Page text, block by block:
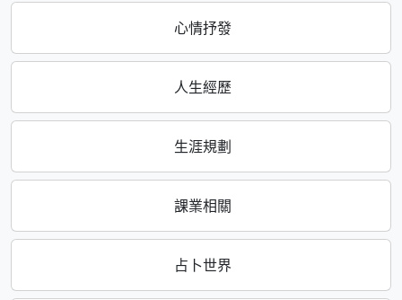
心情抒發
人生經歷
生涯規劃
課業相關
占卜世界